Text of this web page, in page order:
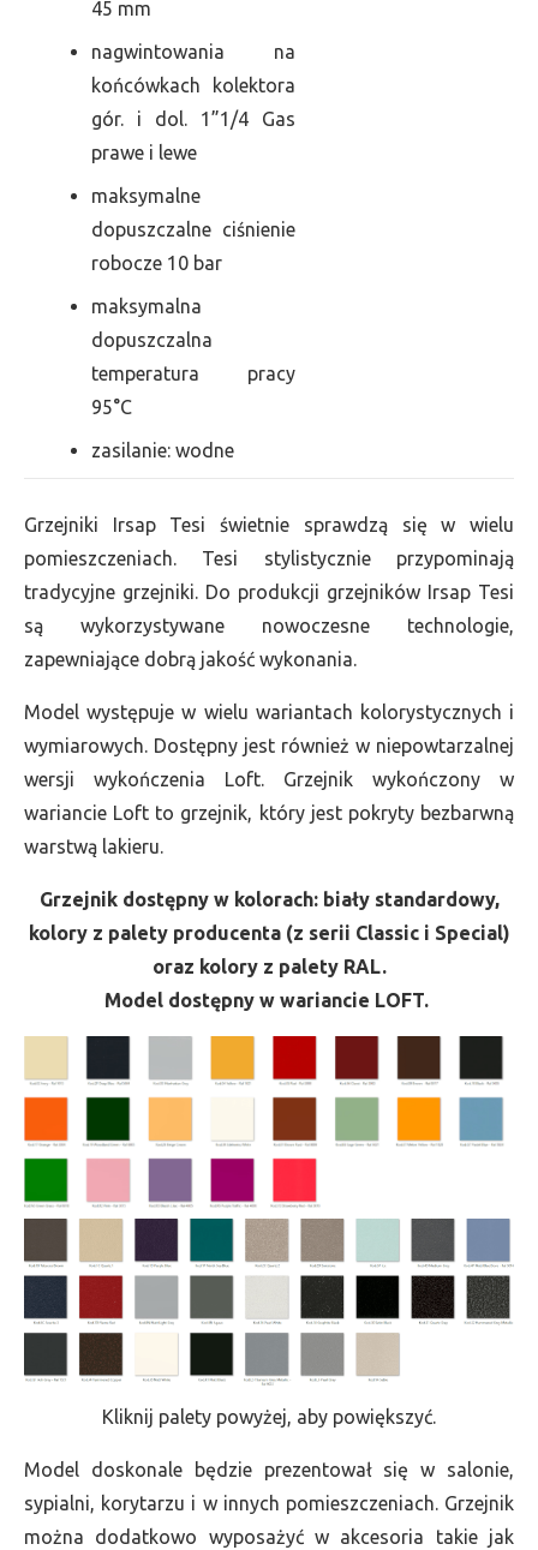
45 mm
nagwintowania na
końcówkach kolektora
gór. i dol. 1”1/4 Gas
prawe i lewe
maksymalne
dopuszczalne ciśnienie
robocze 10 bar
maksymalna
dopuszczalna
temperatura pracy
95°C
zasilanie: wodne
Grzejniki Irsap Tesi świetnie sprawdzą się w wielu
pomieszczeniach. Tesi stylistycznie przypominają
tradycyjne grzejniki. Do produkcji grzejników Irsap Tesi
są wykorzystywane nowoczesne technologie,
zapewniające dobrą jakość wykonania.
Model występuje w wielu wariantach kolorystycznych i
wymiarowych. Dostępny jest również w niepowtarzalnej
wersji wykończenia Loft. Grzejnik wykończony w
wariancie Loft to grzejnik, który jest pokryty bezbarwną
warstwą lakieru.
Grzejnik dostępny w kolorach: biały standardowy,
kolory z palety producenta (z serii Classic i Special)
oraz kolory z palety RAL.
Model dostępny w wariancie LOFT.
Kliknij palety powyżej, aby powiększyć.
Model doskonale będzie prezentował się w salonie,
sypialni, korytarzu i w innych pomieszczeniach. Grzejnik
można dodatkowo wyposażyć w akcesoria takie jak